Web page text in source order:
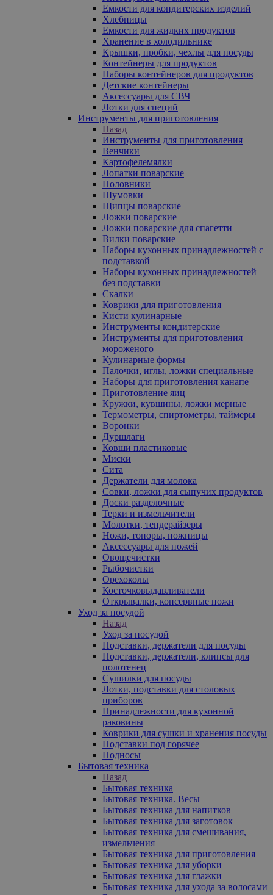
Емкости для кондитерских изделий
Хлебницы
Емкости для жидких продуктов
Хранение в холодильнике
Крышки, пробки, чехлы для посуды
Контейнеры для продуктов
Наборы контейнеров для продуктов
Детские контейнеры
Аксессуары для СВЧ
Лотки для специй
Инструменты для приготовления
Назад
Инструменты для приготовления
Венчики
Картофелемялки
Лопатки поварские
Половники
Шумовки
Щипцы поварские
Ложки поварские
Ложки поварские для спагетти
Вилки поварские
Наборы кухонных принадлежностей с
подставкой
Наборы кухонных принадлежностей
без подставки
Скалки
Коврики для приготовления
Кисти кулинарные
Инструменты кондитерские
Инструменты для приготовления
мороженого
Кулинарные формы
Палочки, иглы, ложки специальные
Наборы для приготовления канапе
Приготовление яиц
Кружки, кувшины, ложки мерные
Термометры, спиртометры, таймеры
Воронки
Дуршлаги
Ковши пластиковые
Миски
Сита
Держатели для молока
Совки, ложки для сыпучих продуктов
Доски разделочные
Терки и измельчители
Молотки, тендерайзеры
Ножи, топоры, ножницы
Аксессуары для ножей
Овощечистки
Рыбочистки
Орехоколы
Косточковыдавливатели
Открывалки, консервные ножи
Уход за посудой
Назад
Уход за посудой
Подставки, держатели для посуды
Подставки, держатели, клипсы для
полотенец
Сушилки для посуды
Лотки, подставки для столовых
приборов
Принадлежности для кухонной
раковины
Коврики для сушки и хранения посуды
Подставки под горячее
Подносы
Бытовая техника
Назад
Бытовая техника
Бытовая техника. Весы
Бытовая техника для напитков
Бытовая техника для заготовок
Бытовая техника для смешивания,
измельчения
Бытовая техника для приготовления
Бытовая техника для уборки
Бытовая техника для глажки
Бытовая техника для ухода за волосами